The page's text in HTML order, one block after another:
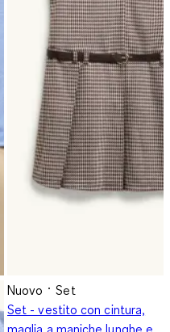
Nuovo
Set
Set - vestito con cintura,
maglia a maniche lunghe e